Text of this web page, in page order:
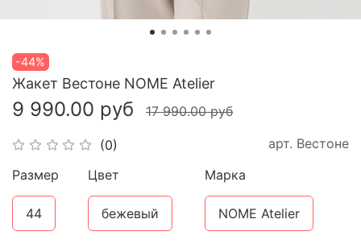
-44%
(0) арт. Вестоне
Жакет Вестоне NOME Atelier
9 990.00 руб 17 990.00 руб
Размер
44
Цвет
бежевый
Марка
NOME Atelier